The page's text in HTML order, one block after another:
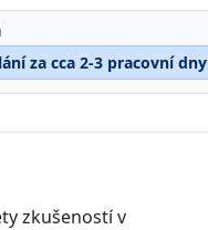
za cca 2-3 pracovní dny
zkušeností v